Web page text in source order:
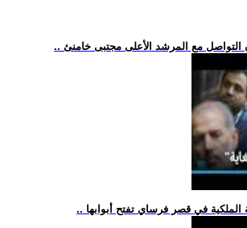
التواصل مع المرشد الأعلى مجتبى خامنئ
الملكية في قصر فرساي تفتح أبوابها